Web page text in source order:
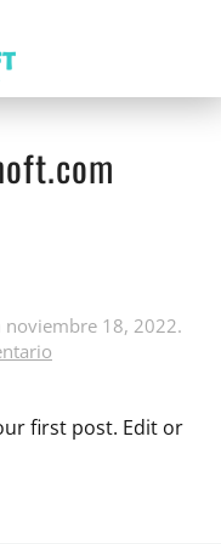
noviembre 18, 2022.
first post. Edit or